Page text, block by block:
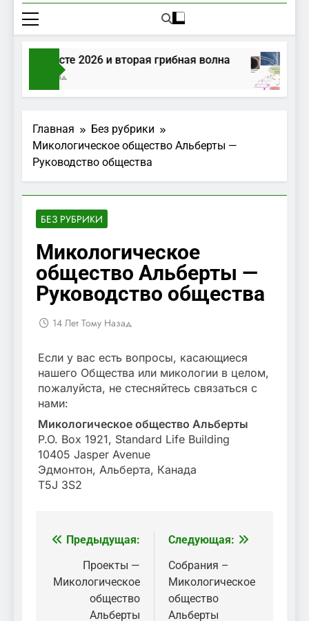
в августе 2026 и вторая грибная волна
Тому Назад
Главная
Без рубрики
Микологическое общество Альберты —
Руководство общества
БЕЗ РУБРИКИ
Микологическое
общество Альберты —
Руководство общества
14 Лет Тому Назад
Если у вас есть вопросы, касающиеся
нашего Общества или микологии в целом,
пожалуйста, не стесняйтесь связаться с
нами:
Микологическое общество Альберты
P.O. Box 1921, Standard Life Building
10405 Jasper Avenue
Эдмонтон, Альберта, Канада
T5J 3S2
Навигация
записям
Предыдущая:
Проекты —
Микологическое
общество
Альберты
Следующая:
Собрания –
Микологическое
общество
Альберты